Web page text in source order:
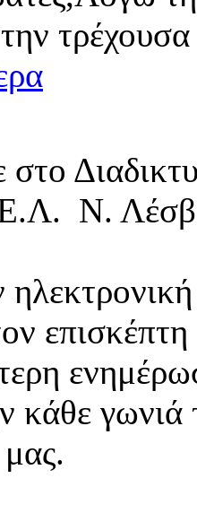
Ν.
κάθε